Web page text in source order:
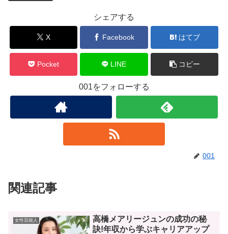
シェアする
X Facebook はてブ
Pocket LINE コピー
001をフォローする
001
関連記事
女性芸能人
高橋メアリージュンの成功の秘
訣!年収から学ぶキャリアアップ